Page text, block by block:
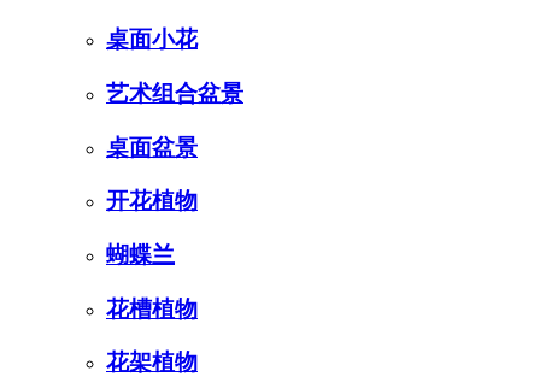
桌面小花
艺术组合盆景
桌面盆景
开花植物
蝴蝶兰
花槽植物
花架植物